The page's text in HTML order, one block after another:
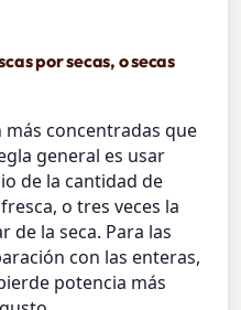
por secas, o secas
más concentradas que
general es usar
de la cantidad de
o tres veces la
de la seca. Para las
con las enteras,
potencia más